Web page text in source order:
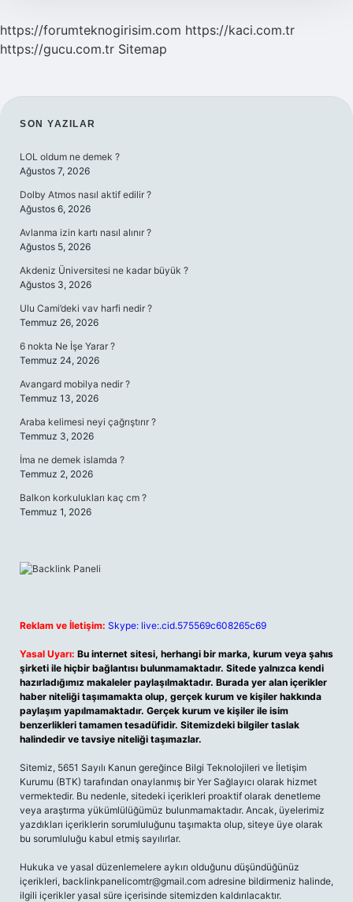
https://forumteknogirisim.com https://kaci.com.tr
https://gucu.com.tr Sitemap
SIDEBAR
SON YAZILAR
LOL oldum ne demek ?
Ağustos 7, 2026
Dolby Atmos nasıl aktif edilir ?
Ağustos 6, 2026
Avlanma izin kartı nasıl alınır ?
Ağustos 5, 2026
Akdeniz Üniversitesi ne kadar büyük ?
Ağustos 3, 2026
Ulu Cami’deki vav harfi nedir ?
Temmuz 26, 2026
6 nokta Ne İşe Yarar ?
Temmuz 24, 2026
Avangard mobilya nedir ?
Temmuz 13, 2026
Araba kelimesi neyi çağrıştırır ?
Temmuz 3, 2026
İma ne demek islamda ?
Temmuz 2, 2026
Balkon korkulukları kaç cm ?
Temmuz 1, 2026
Reklam ve İletişim: Skype: live:.cid.575569c608265c69
Yasal Uyarı: Bu internet sitesi, herhangi bir marka, kurum veya şahıs
şirketi ile hiçbir bağlantısı bulunmamaktadır. Sitede yalnızca kendi
hazırladığımız makaleler paylaşılmaktadır. Burada yer alan içerikler
haber niteliği taşımamakta olup, gerçek kurum ve kişiler hakkında
paylaşım yapılmamaktadır. Gerçek kurum ve kişiler ile isim
benzerlikleri tamamen tesadüfidir. Sitemizdeki bilgiler taslak
halindedir ve tavsiye niteliği taşımazlar.
Sitemiz, 5651 Sayılı Kanun gereğince Bilgi Teknolojileri ve İletişim
Kurumu (BTK) tarafından onaylanmış bir Yer Sağlayıcı olarak hizmet
vermektedir. Bu nedenle, sitedeki içerikleri proaktif olarak denetleme
veya araştırma yükümlülüğümüz bulunmamaktadır. Ancak, üyelerimiz
yazdıkları içeriklerin sorumluluğunu taşımakta olup, siteye üye olarak
bu sorumluluğu kabul etmiş sayılırlar.
Hukuka ve yasal düzenlemelere aykırı olduğunu düşündüğünüz
içerikleri, backlinkpanelicomtr@gmail.com adresine bildirmeniz halinde,
ilgili içerikler yasal süre içerisinde sitemizden kaldırılacaktır.